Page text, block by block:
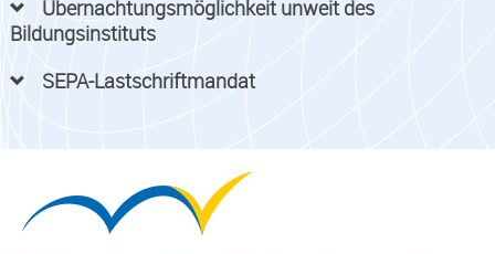
Übernachtungsmöglichkeit unweit des
Bildungsinstituts
SEPA-Lastschriftmandat